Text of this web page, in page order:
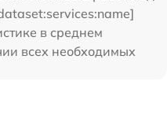
в среднем
всех необходимых